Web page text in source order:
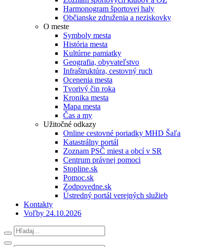
Harmonogram športovej haly
Občianske združenia a neziskovky
O meste
Symboly mesta
História mesta
Kultúrne pamiatky
Geografia, obyvateľstvo
Infraštruktúra, cestovný ruch
Ocenenia mesta
Tvorivý čin roka
Kronika mesta
Mapa mesta
Čas a my
Užitočné odkazy
Online cestovné poriadky MHD Šaľa
Katastrálny portál
Zoznam PSČ miest a obcí v SR
Centrum právnej pomoci
Stopline.sk
Pomoc.sk
Zodpovedne.sk
Ústredný portál verejných služieb
Kontakty
Voľby 24.10.2026